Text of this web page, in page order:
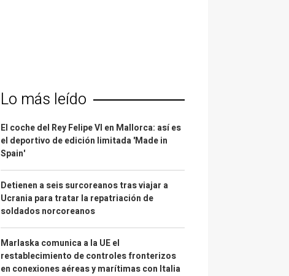
Lo más leído
El coche del Rey Felipe VI en Mallorca: así es
el deportivo de edición limitada 'Made in
Spain'
Detienen a seis surcoreanos tras viajar a
Ucrania para tratar la repatriación de
soldados norcoreanos
Marlaska comunica a la UE el
restablecimiento de controles fronterizos
en conexiones aéreas y marítimas con Italia